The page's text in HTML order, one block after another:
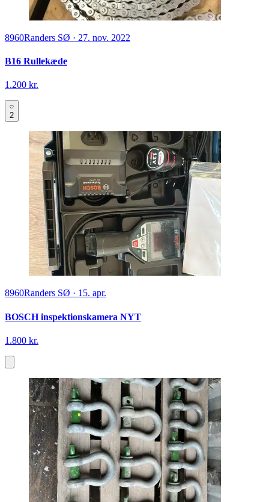
8960Randers SØ · 27. nov. 2022
B16 Rullekæde
1.200 kr.
2
8960Randers SØ · 15. apr.
BOSCH inspektionskamera NYT
1.800 kr.